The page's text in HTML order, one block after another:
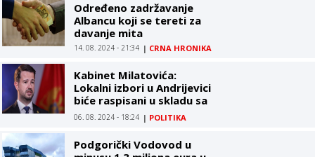
Određeno zadržavanje
Albancu koji se tereti za
davanje mita
14. 08. 2024 - 21:34 | CRNA HRONIKA
Kabinet Milatovića:
Lokalni izbori u Andrijevici
biće raspisani u skladu sa
zakonom
06. 08. 2024 - 18:24 | POLITIKA
Podgorički Vodovod u